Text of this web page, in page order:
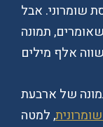
שומרוני. אבל
תמונה
של ארבעת